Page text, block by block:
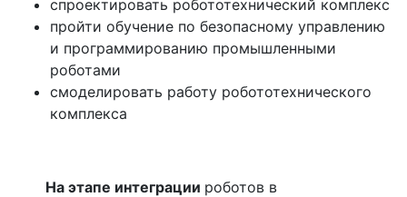
спроектировать робототехнический комплекс
пройти обучение по безопасному управлению
и программированию промышленными
роботами
смоделировать работу робототехнического
комплекса
На этапе интеграции роботов в